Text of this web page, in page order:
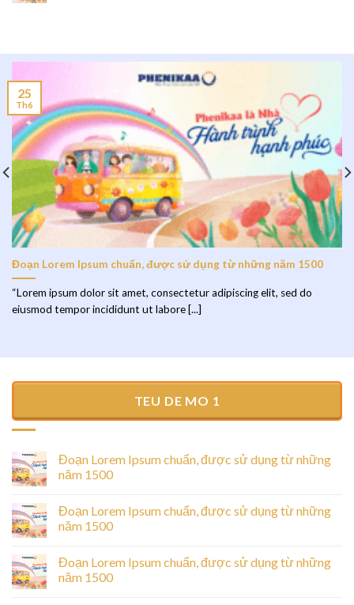
Đoạn Lorem Ipsum chuẩn, được sử dụng từ những năm 1500
“Lorem ipsum dolor sit amet, consectetur adipiscing elit, sed do
eiusmod tempor incididunt ut labore [...]
25
Th6
TEU DE MO 1
Đoạn Lorem Ipsum chuẩn, được sử dụng từ những
năm 1500
Đoạn Lorem Ipsum chuẩn, được sử dụng từ những
năm 1500
Đoạn Lorem Ipsum chuẩn, được sử dụng từ những
năm 1500